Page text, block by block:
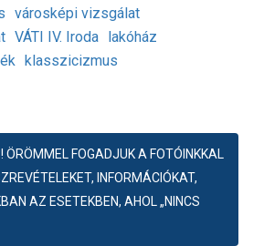
városképi vizsgálat
VÁTI IV. Iroda
lakóház
klasszicizmus
ÖRÖMMEL FOGADJUK A FOTÓINKKAL
INFORMÁCIÓKAT,
AZ ESETEKBEN, AHOL „NINCS